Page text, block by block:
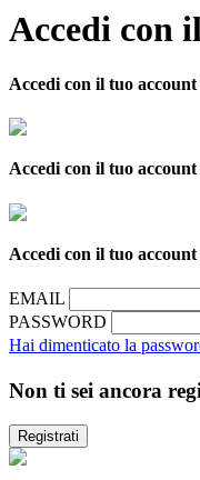
Accedi con
Accedi con il tuo
Accedi con il tuo
Accedi con il tuo account
EMAIL
PASSWORD
Hai dimenticato la
Non ti sei ancora
Registrati